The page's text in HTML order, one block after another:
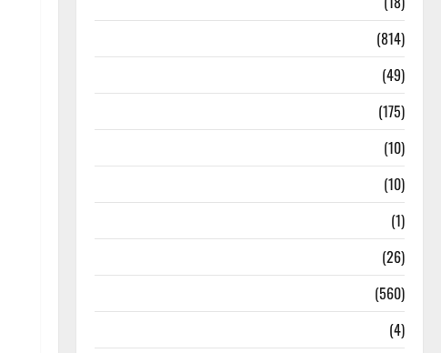
(814)
(49)
(175)
(10)
(10)
(1)
(26)
(560)
(4)